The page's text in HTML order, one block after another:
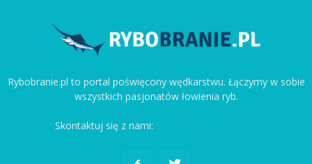
Rybobranie.pl to portal poświęcony wędkarstwu. Łączymy w sobie
wszystkich pasjonatów łowienia ryb.
Skontaktuj się z nami: